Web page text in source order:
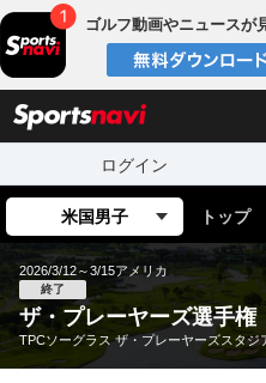
ゴルフ動画やニュースが
ログイン
米国男子 トップ
2026/3/12～3/15アメリカ
終了
ザ・プレーヤーズ選手権
TPCソーグラス ザ・プレーヤーズスタジ